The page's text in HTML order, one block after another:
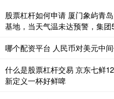
股票杠杆如何申请 厦门象屿青
基地，当天气温未达预警，集
哪个配资平台 人民币对美元中
什么是股票杠杆交易 京东七鲜
新定义一杯好鲜啤